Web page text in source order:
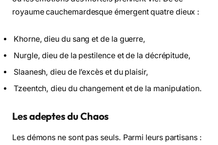
royaume cauchemardesque émergent quatre dieux :
Khorne, dieu du sang et de la guerre,
Nurgle, dieu de la pestilence et de la décrépitude,
Slaanesh, dieu de l’excès et du plaisir,
Tzeentch, dieu du changement et de la manipulation.
Les adeptes du Chaos
Les démons ne sont pas seuls. Parmi leurs partisans :